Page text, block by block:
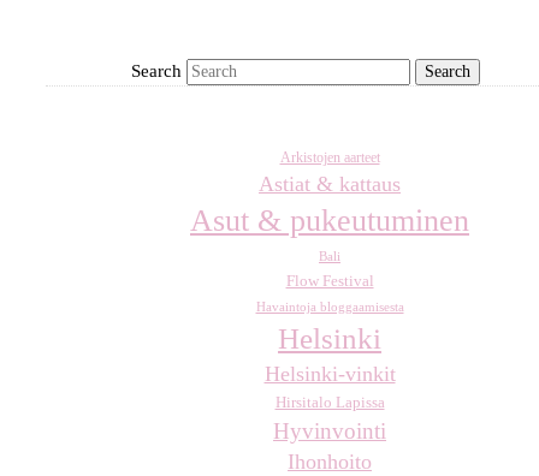
Search
Arkistojen aarteet
Astiat & kattaus
Asut & pukeutuminen
Bali
Flow Festival
Havaintoja bloggaamisesta
Helsinki
Helsinki-vinkit
Hirsitalo Lapissa
Hyvinvointi
Ihonhoito